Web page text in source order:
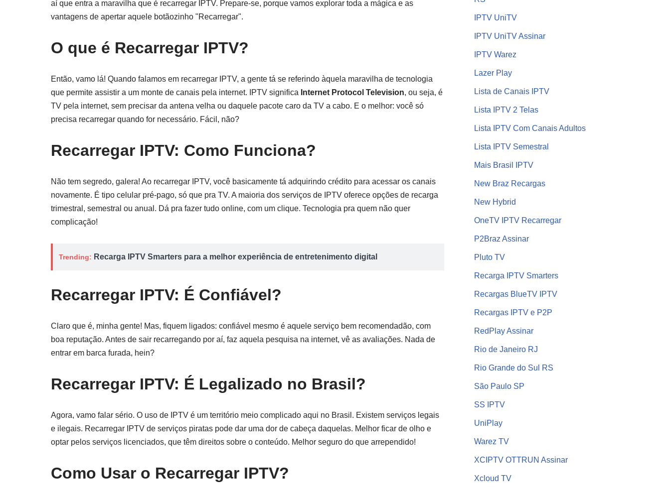
aí que entra a maravilha que é recarregar IPTV. Prepare-se, porque vamos explorar toda a mágica e as
vantagens de apertar aquele botãozinho "Recarregar".
O que é Recarregar IPTV?
Então, vamo lá! Quando falamos em recarregar IPTV, a gente tá se referindo àquela maravilha de tecnologia
que permite assistir a um monte de canais pela internet. IPTV significa Internet Protocol Television, ou seja, é
TV pela internet, sem precisar da antena velha ou daquele pacote caro da TV a cabo. E o melhor: você só
precisa recarregar quando for necessário. Fácil, não?
Recarregar IPTV: Como Funciona?
Não tem segredo, galera! Ao recarregar IPTV, você basicamente tá adquirindo crédito para acessar os canais
novamente. É tipo celular pré-pago, só que pra TV. A maioria dos serviços de IPTV oferece opções de recarga
trimestral, semestral ou anual. Dá pra fazer tudo online, com um clique. Tecnologia pra quem não quer
complicação!
Trending: Recarga IPTV Smarters para a melhor experiência de entretenimento digital
Recarregar IPTV: É Confiável?
Claro que é, minha gente! Mas, fiquem ligados: confiável mesmo é aquele serviço bem recomendadão, com
boa reputação. Antes de sair recarregando por aí, faz aquela pesquisa na internet, vê as avaliações. Nada de
entrar em barca furada, hein?
Recarregar IPTV: É Legalizado no Brasil?
Agora, vamo falar sério. O uso de IPTV é um território meio complicado aqui no Brasil. Existem serviços legais
e ilegais. Recarregar IPTV de serviços piratas pode dar uma dor de cabeça daquelas. Melhor ficar de olho e
optar pelos serviços licenciados, que têm direitos sobre o conteúdo. Melhor seguro do que arrependido!
Como Usar o Recarregar IPTV?
IPTV UniTV
IPTV UniTV Assinar
IPTV Warez
Lazer Play
Lista de Canais IPTV
Lista IPTV 2 Telas
Lista IPTV Com Canais Adultos
Lista IPTV Semestral
Mais Brasil IPTV
New Braz Recargas
New Hybrid
OneTV IPTV Recarregar
P2Braz Assinar
Pluto TV
Recarga IPTV Smarters
Recargas BlueTV IPTV
Recargas IPTV e P2P
RedPlay Assinar
Rio de Janeiro RJ
Rio Grande do Sul RS
São Paulo SP
SS IPTV
UniPlay
Warez TV
XCIPTV OTTRUN Assinar
Xcloud TV